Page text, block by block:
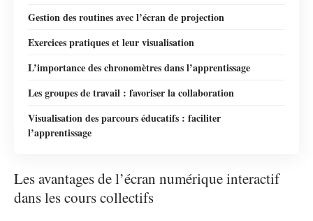
Gestion des routines avec l’écran de projection
Exercices pratiques et leur visualisation
L’importance des chronomètres dans l’apprentissage
Les groupes de travail : favoriser la collaboration
Visualisation des parcours éducatifs : faciliter
l’apprentissage
Les avantages de l’écran numérique interactif
dans les cours collectifs